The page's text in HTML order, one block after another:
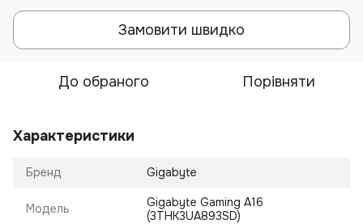
Замовити швидко
До обраного Порівняти
Характеристики
Бренд Gigabyte
Модель
Gigabyte Gaming A16
(3THK3UA893SD)